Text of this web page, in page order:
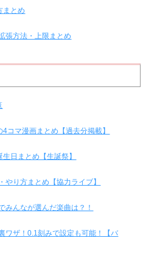
まとめ
張方法・上限まとめ
コマ漫画まとめ【過去分掲載】
日まとめ【生誕祭】
り方まとめ【協力ライブ】
みんなが選んだ楽曲は？！
ワザ！0.1刻みで設定も可能！【バ